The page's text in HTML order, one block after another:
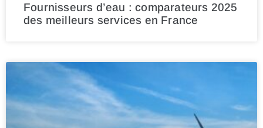
Fournisseurs d’eau : comparateurs 2025
des meilleurs services en France